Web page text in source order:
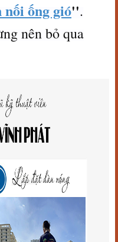
ống gió''.
nên bỏ qua